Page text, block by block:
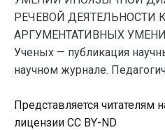
РЕЧЕВОЙ ДЕЯТЕЛЬНОСТИ
АРГУМЕНТАТИВНЫХ
Ученых — публикация
научном журнале.
Представляется читателям
лицензии CC BY-ND